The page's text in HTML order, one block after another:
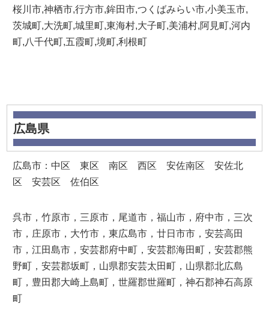
桜川市,神栖市,行方市,鉾田市,つくばみらい市,小美玉市,
茨城町,大洗町,城里町,東海村,大子町,美浦村,阿見町,河内
町,八千代町,五霞町,境町,利根町
広島県
広島市：中区 東区 南区 西区 安佐南区 安佐北
区 安芸区 佐伯区
呉市，竹原市，三原市，尾道市，福山市，府中市，三次
市，庄原市，大竹市，東広島市，廿日市市，安芸高田
市，江田島市，安芸郡府中町，安芸郡海田町，安芸郡熊
野町，安芸郡坂町，山県郡安芸太田町，山県郡北広島
町，豊田郡大崎上島町，世羅郡世羅町，神石郡神石高原
町